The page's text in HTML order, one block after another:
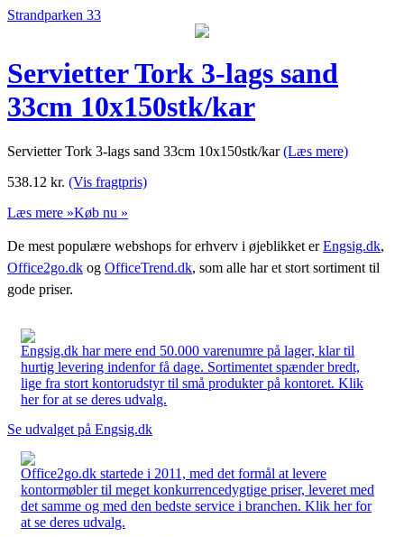
Strandparken 33
Servietter Tork 3-lags sand
33cm 10x150stk/kar
Servietter Tork 3-lags sand 33cm 10x150stk/kar(Læs mere)
538.12 kr. (Vis fragtpris)
Læs mere »Køb nu »
De mest populære webshops for erhverv i øjeblikket erEngsig.dk,
Office2go.dk og OfficeTrend.dk, som alle har et stort sortiment til
gode priser.
Engsig.dk har mere end 50.000 varenumre på lager, klar til
hurtig levering indenfor få dage. Sortimentet spænder bredt,
lige fra stort kontorudstyr til små produkter på kontoret. Klik
her for at se deres udvalg.
Se udvalget på Engsig.dk
Office2go.dk startede i 2011, med det formål at levere
kontormøbler til meget konkurrencedygtige priser, leveret med
det samme og med den bedste service i branchen. Klik her for
at se deres udvalg.